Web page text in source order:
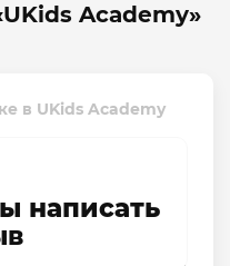
Academy»
в UKids Academy
написать